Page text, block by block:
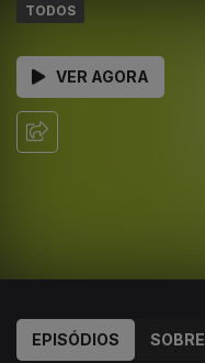
TODOS
VER AGORA
EPISÓDIOS SOBRE